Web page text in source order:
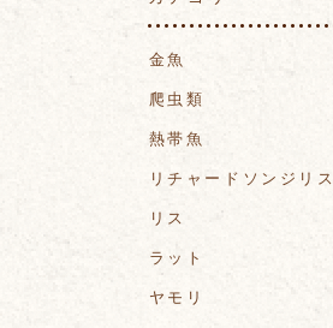
金魚
爬虫類
熱帯魚
リチャードソンジリス
リス
ラット
ヤモリ